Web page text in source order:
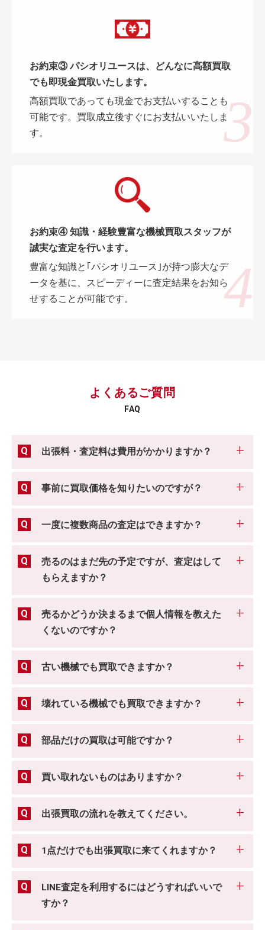
お約束③ パシオリユースは、どんなに高額買取
でも即現金買取いたします。
高額買取であっても現金でお支払いすることも
可能です。買取成立後すぐにお支払いいたしま
す。
お約束④ 知識・経験豊富な機械買取スタッフが
誠実な査定を行います。
豊富な知識と｢パシオリユース｣が持つ膨大なデ
ータを基に、スピーディーに査定結果をお知ら
せすることが可能です。
よくあるご質問
FAQ
出張料・査定料は費用がかかりますか？
事前に買取価格を知りたいのですが？
一度に複数商品の査定はできますか？
売るのはまだ先の予定ですが、査定はして
もらえますか？
売るかどうか決まるまで個人情報を教えた
くないのですか？
古い機械でも買取できますか？
壊れている機械でも買取できますか？
部品だけの買取は可能ですか？
買い取れないものはありますか？
出張買取の流れを教えてください。
1点だけでも出張買取に来てくれますか？
LINE査定を利用するにはどうすればいいで
すか？